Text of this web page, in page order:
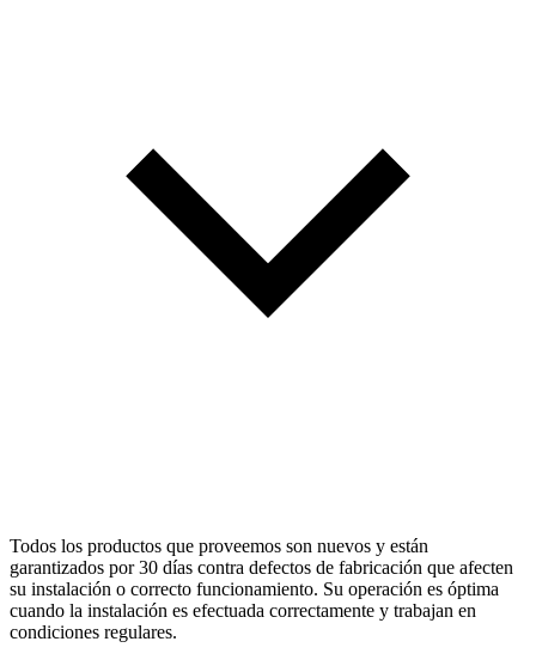
Todos los productos que proveemos son nuevos y están
garantizados por 30 días contra defectos de fabricación que afecten
su instalación o correcto funcionamiento. Su operación es óptima
cuando la instalación es efectuada correctamente y trabajan en
condiciones regulares.